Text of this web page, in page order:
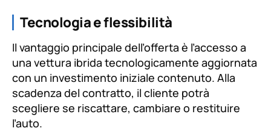
Tecnologia e flessibilità
Il vantaggio principale dell’offerta è l’accesso a
una vettura ibrida tecnologicamente aggiornata
con un investimento iniziale contenuto. Alla
scadenza del contratto, il cliente potrà
scegliere se riscattare, cambiare o restituire
l’auto.